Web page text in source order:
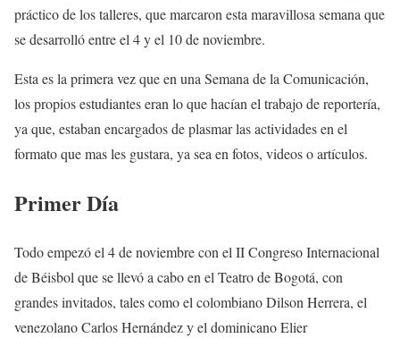
práctico de los talleres, que marcaron esta maravillosa semana que
se desarrolló entre el 4 y el 10 de noviembre.
Esta es la primera vez que en una Semana de la Comunicación,
los propios estudiantes eran lo que hacían el trabajo de reportería,
ya que, estaban encargados de plasmar las actividades en el
formato que mas les gustara, ya sea en fotos, videos o artículos.
Primer Día
Todo empezó el 4 de noviembre con el II Congreso Internacional
de Béisbol que se llevó a cabo en el Teatro de Bogotá, con
grandes invitados, tales como el colombiano Dilson Herrera, el
venezolano Carlos Hernández y el dominicano Elier